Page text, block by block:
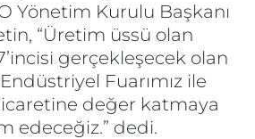
Yönetim Kurulu Başkanı
“Üretim üssü olan
gerçekleşecek olan
Fuarımız ile
değer katmaya
edeceğiz.” dedi.